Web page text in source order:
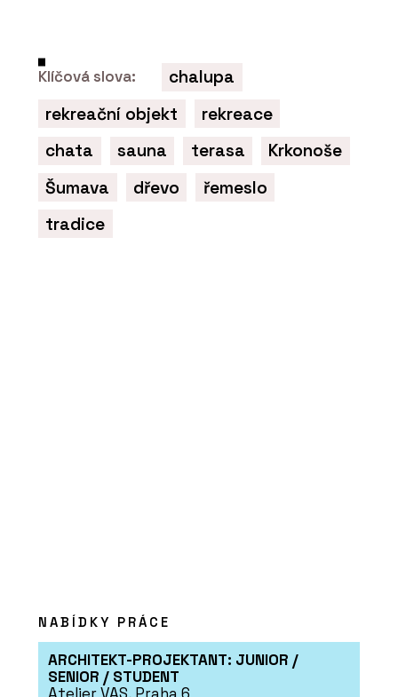
Klíčová slova:
chalupa
rekreační objekt
rekreace
chata
sauna terasa
Krkonoše
Šumava
dřevo
řemeslo
tradice
NABÍDKY PRÁCE
ARCHITEKT-PROJEKTANT: JUNIOR /
SENIOR / STUDENT